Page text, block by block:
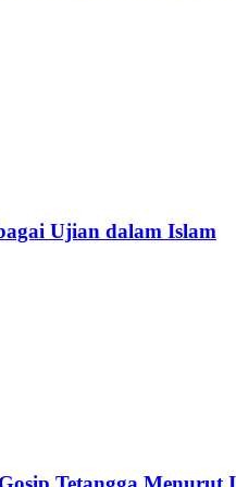
Ujian dalam Islam